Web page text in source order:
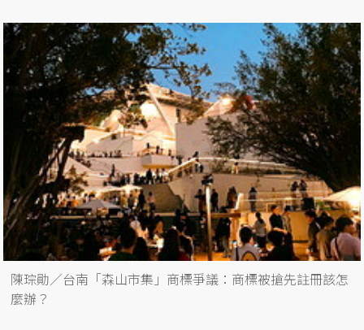
陳琮勛／台南「森山市集」商標爭議：商標被搶先註冊該怎
麼辦？